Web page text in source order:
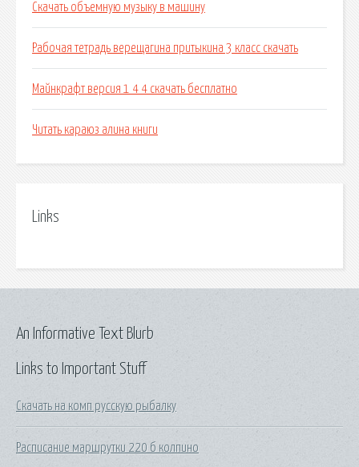
Скачать объемную музыку в машину
Рабочая тетрадь верещагина притыкина 3 класс скачать
Майнкрафт версия 1 4 4 скачать бесплатно
Читать караюз алина книги
Links
Links to Important Stuff
Скачать на комп русскую рыбалку
Расписание маршрутки 220 б колпино
An Informative Text Blurb